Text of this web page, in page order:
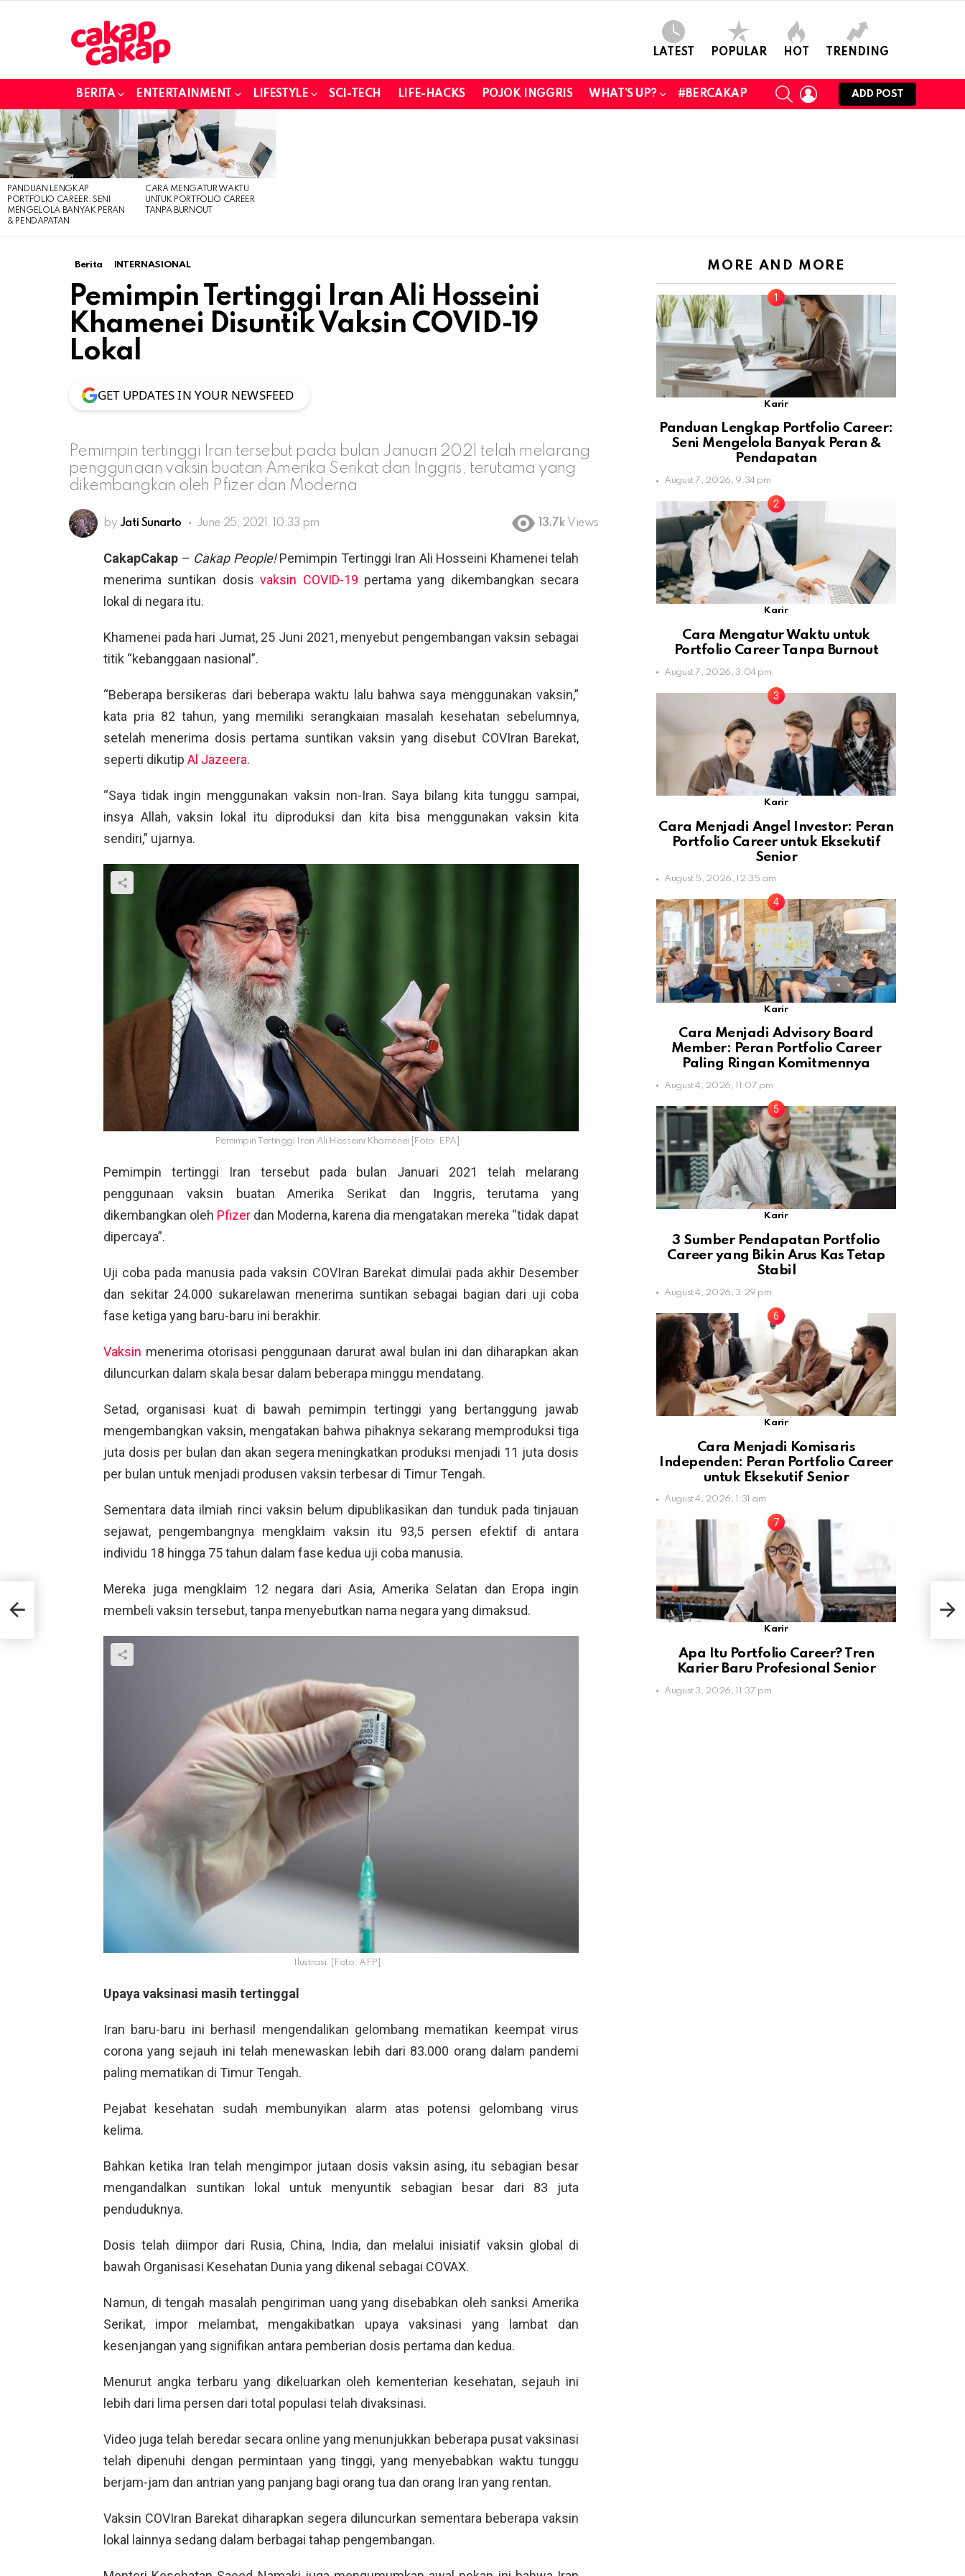
LATEST POPULAR HOT TRENDING
BERITA ENTERTAINMENT LIFESTYLE SCI-TECH LIFE-HACKS POJOK INGGRIS WHAT’S UP? #BERCAKAP
SEARCHLOGIN
ADD POST
LATEST
STORIES
PANDUAN LENGKAP
PORTFOLIO CAREER: SENI
MENGELOLA BANYAK PERAN
& PENDAPATAN
CARA MENGATUR WAKTU
UNTUK PORTFOLIO CAREER
TANPA BURNOUT
Berita INTERNASIONAL
Pemimpin Tertinggi Iran Ali Hosseini
Khamenei Disuntik Vaksin COVID-19
Lokal
GET UPDATES IN YOUR NEWSFEED
Pemimpin tertinggi Iran tersebut pada bulan Januari 2021 telah melarang
penggunaan vaksin buatan Amerika Serikat dan Inggris, terutama yang
dikembangkan oleh Pfizer dan Moderna
by Jati Sunarto June 25, 2021, 10:33 pm 13.7k Views
CakapCakap – Cakap People!Pemimpin Tertinggi Iran Ali Hosseini Khamenei telah
menerima suntikan dosisvaksin COVID-19 pertama yang dikembangkan secara
lokal di negara itu.
Khamenei pada hari Jumat, 25 Juni 2021, menyebut pengembangan vaksin sebagai
titik “kebanggaan nasional”.
“Beberapa bersikeras dari beberapa waktu lalu bahwa saya menggunakan vaksin,”
kata pria 82 tahun, yang memiliki serangkaian masalah kesehatan sebelumnya,
setelah menerima dosis pertama suntikan vaksin yang disebut COVIran Barekat,
seperti dikutip Al Jazeera.
“Saya tidak ingin menggunakan vaksin non-Iran. Saya bilang kita tunggu sampai,
insya Allah, vaksin lokal itu diproduksi dan kita bisa menggunakan vaksin kita
sendiri,” ujarnya.
Pemimpin Tertinggi Iran Ali Hosseini Khamenei [Foto: EPA]
Pemimpin tertinggi Iran tersebut pada bulan Januari 2021 telah melarang
penggunaan vaksin buatan Amerika Serikat dan Inggris, terutama yang
dikembangkan oleh Pfizer dan Moderna, karena dia mengatakan mereka “tidak dapat
dipercaya”.
Uji coba pada manusia pada vaksin COVIran Barekat dimulai pada akhir Desember
dan sekitar 24.000 sukarelawan menerima suntikan sebagai bagian dari uji coba
fase ketiga yang baru-baru ini berakhir.
Vaksin menerima otorisasi penggunaan darurat awal bulan ini dan diharapkan akan
diluncurkan dalam skala besar dalam beberapa minggu mendatang.
Setad, organisasi kuat di bawah pemimpin tertinggi yang bertanggung jawab
mengembangkan vaksin, mengatakan bahwa pihaknya sekarang memproduksi tiga
juta dosis per bulan dan akan segera meningkatkan produksi menjadi 11 juta dosis
per bulan untuk menjadi produsen vaksin terbesar di Timur Tengah.
Sementara data ilmiah rinci vaksin belum dipublikasikan dan tunduk pada tinjauan
sejawat, pengembangnya mengklaim vaksin itu 93,5 persen efektif di antara
individu 18 hingga 75 tahun dalam fase kedua uji coba manusia.
Mereka juga mengklaim 12 negara dari Asia, Amerika Selatan dan Eropa ingin
membeli vaksin tersebut, tanpa menyebutkan nama negara yang dimaksud.
Ilustrasi. [Foto: AFP]
Upaya vaksinasi masih tertinggal
Iran baru-baru ini berhasil mengendalikan gelombang mematikan keempat virus
corona yang sejauh ini telah menewaskan lebih dari 83.000 orang dalam pandemi
paling mematikan di Timur Tengah.
Pejabat kesehatan sudah membunyikan alarm atas potensi gelombang virus
kelima.
Bahkan ketika Iran telah mengimpor jutaan dosis vaksin asing, itu sebagian besar
mengandalkan suntikan lokal untuk menyuntik sebagian besar dari 83 juta
penduduknya.
Dosis telah diimpor dari Rusia, China, India, dan melalui inisiatif vaksin global di
bawah Organisasi Kesehatan Dunia yang dikenal sebagai COVAX.
Namun, di tengah masalah pengiriman uang yang disebabkan oleh sanksi Amerika
Serikat, impor melambat, mengakibatkan upaya vaksinasi yang lambat dan
kesenjangan yang signifikan antara pemberian dosis pertama dan kedua.
Menurut angka terbaru yang dikeluarkan oleh kementerian kesehatan, sejauh ini
lebih dari lima persen dari total populasi telah divaksinasi.
Video juga telah beredar secara online yang menunjukkan beberapa pusat vaksinasi
telah dipenuhi dengan permintaan yang tinggi, yang menyebabkan waktu tunggu
berjam-jam dan antrian yang panjang bagi orang tua dan orang Iran yang rentan.
Vaksin COVIran Barekat diharapkan segera diluncurkan sementara beberapa vaksin
lokal lainnya sedang dalam berbagai tahap pengembangan.
MORE AND MORE
Karir
Panduan Lengkap Portfolio Career:
Seni Mengelola Banyak Peran &
Pendapatan
August 7, 2026, 9:34 pm
Karir
Cara Mengatur Waktu untuk
Portfolio Career Tanpa Burnout
August 7, 2026, 3:04 pm
Karir
Cara Menjadi Angel Investor: Peran
Portfolio Career untuk Eksekutif
Senior
August 5, 2026, 12:35 am
Karir
Cara Menjadi Advisory Board
Member: Peran Portfolio Career
Paling Ringan Komitmennya
August 4, 2026, 11:07 pm
Karir
3 Sumber Pendapatan Portfolio
Career yang Bikin Arus Kas Tetap
Stabil
August 4, 2026, 3:29 pm
Karir
Cara Menjadi Komisaris
Independen: Peran Portfolio Career
untuk Eksekutif Senior
August 4, 2026, 1:31 am
Karir
Apa Itu Portfolio Career? Tren
Karier Baru Profesional Senior
August 3, 2026, 11:37 pm